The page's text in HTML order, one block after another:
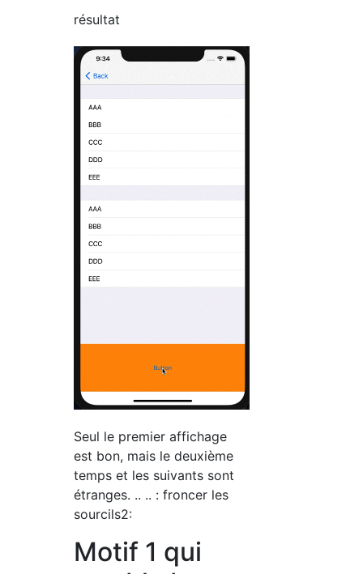
résultat
Seul le premier affichage
est bon, mais le deuxième
temps et les suivants sont
étranges. .. .. : froncer les
sourcils2:
Motif 1 qui